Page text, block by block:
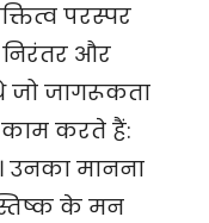
परस्पर
निरंतर और
जो जागरूकता
करते हैं:
मानना
के मन